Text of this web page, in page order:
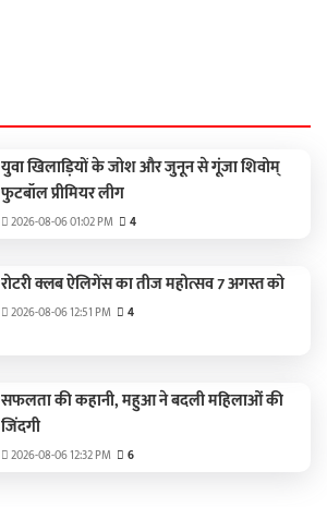
युवा खिलाड़ियों के जोश और जुनून से गूंजा शिवोम्
फुटबॉल प्रीमियर लीग
2026-08-06 01:02 PM 4
रोटरी क्लब ऐलिगेंस का तीज महोत्सव 7 अगस्त को
2026-08-06 12:51 PM 4
सफलता की कहानी, महुआ ने बदली महिलाओं की
जिंदगी
2026-08-06 12:32 PM 6